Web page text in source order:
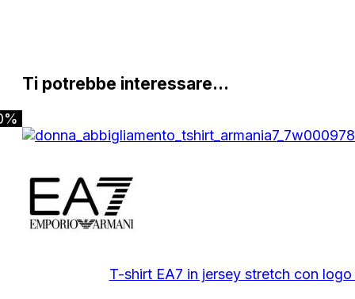
Ti potrebbe interessare…
T-shirt EA7 in jersey stretch con